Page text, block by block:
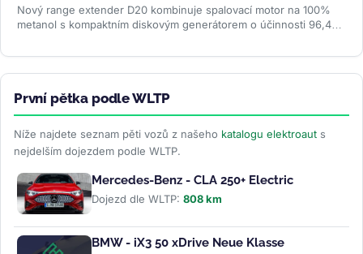
Nový range extender D20 kombinuje spalovací motor na 100%
metanol s kompaktním diskovým generátorem o účinnosti 96,4
První pětka podle WLTP
Níže najdete seznam pěti vozů z našeho katalogu elektroaut s
nejdelším dojezdem podle WLTP.
Mercedes-Benz - CLA 250+ Electric
Dojezd dle WLTP: 808 km
BMW - iX3 50 xDrive Neue Klasse